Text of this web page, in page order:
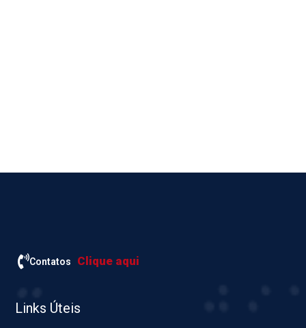
Contatos Clique aqui
Links Úteis